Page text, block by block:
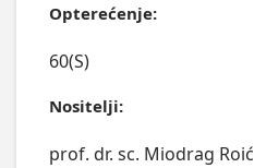
Opterećenje:
60(S)
Nositelji:
prof. dr. sc. Miodrag Roić